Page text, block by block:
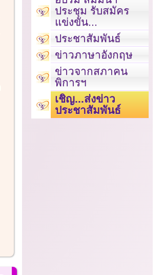
ประชุม รับสมัคร
แข่งขัน...
ประชาสัมพันธ์
ข่าวภาษาอังกฤษ
ข่าวจากสภาคน
พิการฯ
เชิญ...ส่งข่าว
ประชาสัมพันธ์